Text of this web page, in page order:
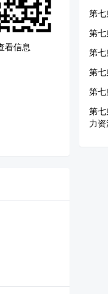
看信息
第
第
第
第
第
第
力资